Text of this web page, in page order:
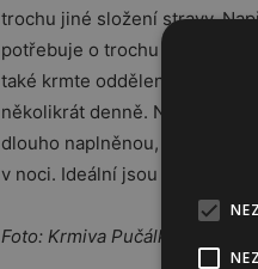
trochu jiné složení stravy.
potřebuje o trochu méně.
také krmte odděleně, “ říká
několikrát denně. Na rozdíl
dlouho naplněnou, tak u
v noci. Ideální jsou 2-3 porce
Foto: Krmiva Pučálka